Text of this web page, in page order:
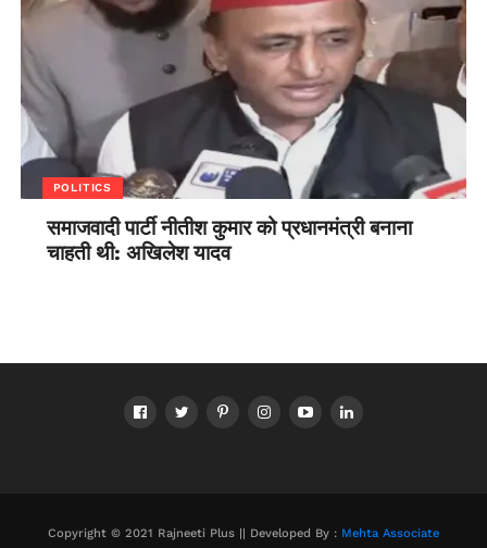
POLITICS
समाजवादी पार्टी नीतीश कुमार को प्रधानमंत्री बनाना
चाहती थी: अखिलेश यादव
Copyright © 2021 Rajneeti Plus || Developed By : Mehta Associate